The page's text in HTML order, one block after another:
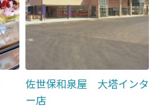
佐世保和泉屋 大塔インタ
ー店